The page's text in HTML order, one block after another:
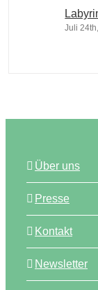
Juli
Über uns
Presse
Kontakt
Newsletter